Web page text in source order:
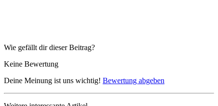
Wie gefällt dir dieser Beitrag?
Keine Bewertung
Deine Meinung ist uns wichtig! Bewertung abgeben